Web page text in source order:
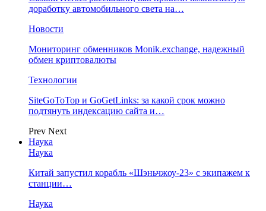
доработку автомобильного света на…
Новости
Мониторинг обменников Monik.exchange, надежный
обмен криптовалюты
Технологии
SiteGoToTop и GoGetLinks: за какой срок можно
подтянуть индексацию сайта и…
Prev Next
Наука
Наука
Китай запустил корабль «Шэньчжоу-23» с экипажем к
станции…
Наука